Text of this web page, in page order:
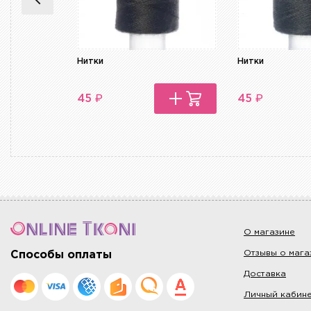
Нитки
45 ₽
Нитки
45 ₽
Способы оплаты
О магазине
Отзывы о
Доставка
Личный